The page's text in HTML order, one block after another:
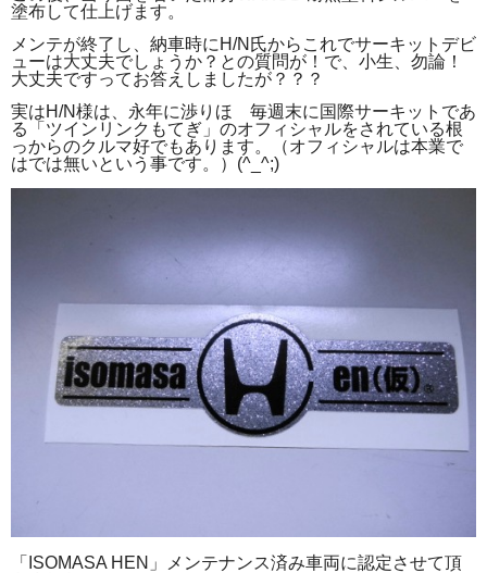
塗布して仕上げます。
メンテが終了し、納車時にH/N氏からこれでサーキットデビ
ューは大丈夫でしょうか？との質問が！で、小生、勿論！
大丈夫ですってお答えしましたが？？？
実はH/N様は、永年に渉りほゞ毎週末に国際サーキットであ
る「ツインリンクもてぎ」のオフィシャルをされている根
っからのクルマ好でもあります。
（オフィシャルは本業で
はでは無いという事です。）(^_^;)
「ISOMASA HEN」メンテナンス済み車両に認定させて頂